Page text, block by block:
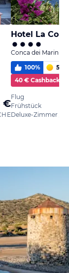
€
Hotel La
Conca dei Marini,
100% 5,8
40 € Cashback
Flug
Frühstück